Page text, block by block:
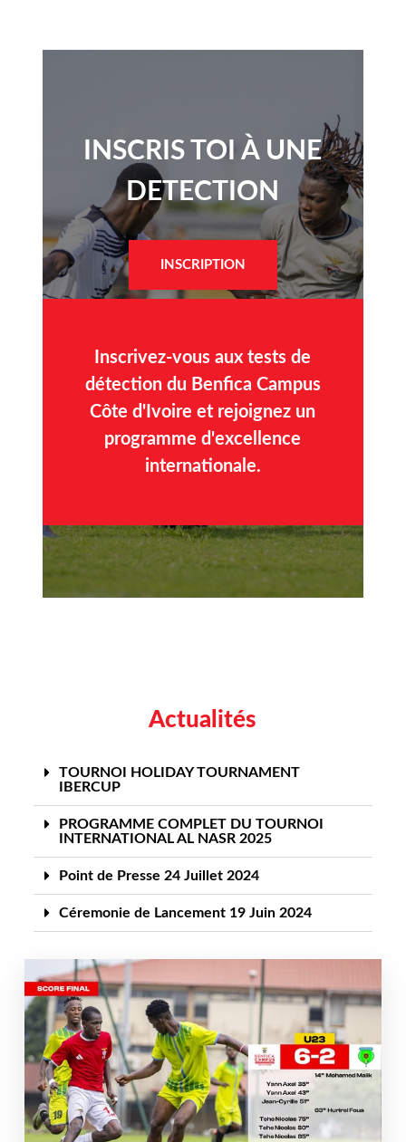
INSCRIS TOI À UNE
DETECTION​
INSCRIPTION
Inscrivez-vous aux tests de
détection du Benfica Campus
Côte d'Ivoire et rejoignez un
programme d'excellence
internationale.
Actualités
TOURNOI HOLIDAY TOURNAMENT
IBERCUP
PROGRAMME COMPLET DU TOURNOI
INTERNATIONAL AL NASR 2025
Point de Presse 24 Juillet 2024
Céremonie de Lancement 19 Juin 2024